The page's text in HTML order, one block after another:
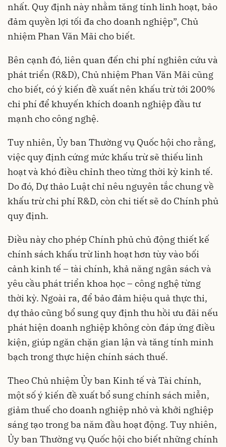
nhất. Quy định này nhằm tăng tính linh hoạt, bảo
đảm quyền lợi tối đa cho doanh nghiệp”, Chủ
nhiệm Phan Văn Mãi cho biết.
Bên cạnh đó, liên quan đến chi phí nghiên cứu và
phát triển (R&D), Chủ nhiệm Phan Văn Mãi cũng
cho biết, có ý kiến đề xuất nên khấu trừ tới 200%
chi phí để khuyến khích doanh nghiệp đầu tư
mạnh cho công nghệ.
Tuy nhiên, Ủy ban Thường vụ Quốc hội cho rằng,
việc quy định cứng mức khấu trừ sẽ thiếu linh
hoạt và khó điều chỉnh theo từng thời kỳ kinh tế.
Do đó, Dự thảo Luật chỉ nêu nguyên tắc chung về
khấu trừ chi phí R&D, còn chi tiết sẽ do Chính phủ
quy định.
Điều này cho phép Chính phủ chủ động thiết kế
chính sách khấu trừ linh hoạt hơn tùy vào bối
cảnh kinh tế – tài chính, khả năng ngân sách và
yêu cầu phát triển khoa học – công nghệ từng
thời kỳ. Ngoài ra, để bảo đảm hiệu quả thực thi,
dự thảo cũng bổ sung quy định thu hồi ưu đãi nếu
phát hiện doanh nghiệp không còn đáp ứng điều
kiện, giúp ngăn chặn gian lận và tăng tính minh
bạch trong thực hiện chính sách thuế.
Theo Chủ nhiệm Ủy ban Kinh tế và Tài chính,
một số ý kiến đề xuất bổ sung chính sách miễn,
giảm thuế cho doanh nghiệp nhỏ và khởi nghiệp
sáng tạo trong ba năm đầu hoạt động. Tuy nhiên,
Ủy ban Thường vụ Quốc hội cho biết những chính